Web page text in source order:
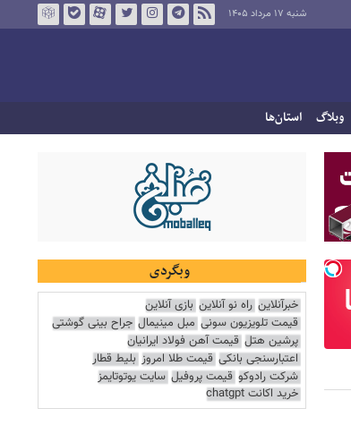
شنبه ۱۷ مرداد ۱۴۰۵
وبلاگ استان‌ها
وبگردی
خبرآنلاین راه نو آنلاین بازی آنلاین
قیمت تلویزیون سونی مبل مینیمال جراح بینی گوشتی
پرشین هتل قیمت آهن فولاد ایرانیان
اعتبارسنجی بانکی قیمت طلا امروز بلیط قطار
شرکت رادوکو قیمت پروفیل سایت یوتوتایمز
خرید اکانت chatgpt